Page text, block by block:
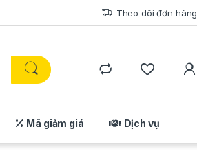
Theo dõi đơn hàng
Mã giảm giá Dịch vụ